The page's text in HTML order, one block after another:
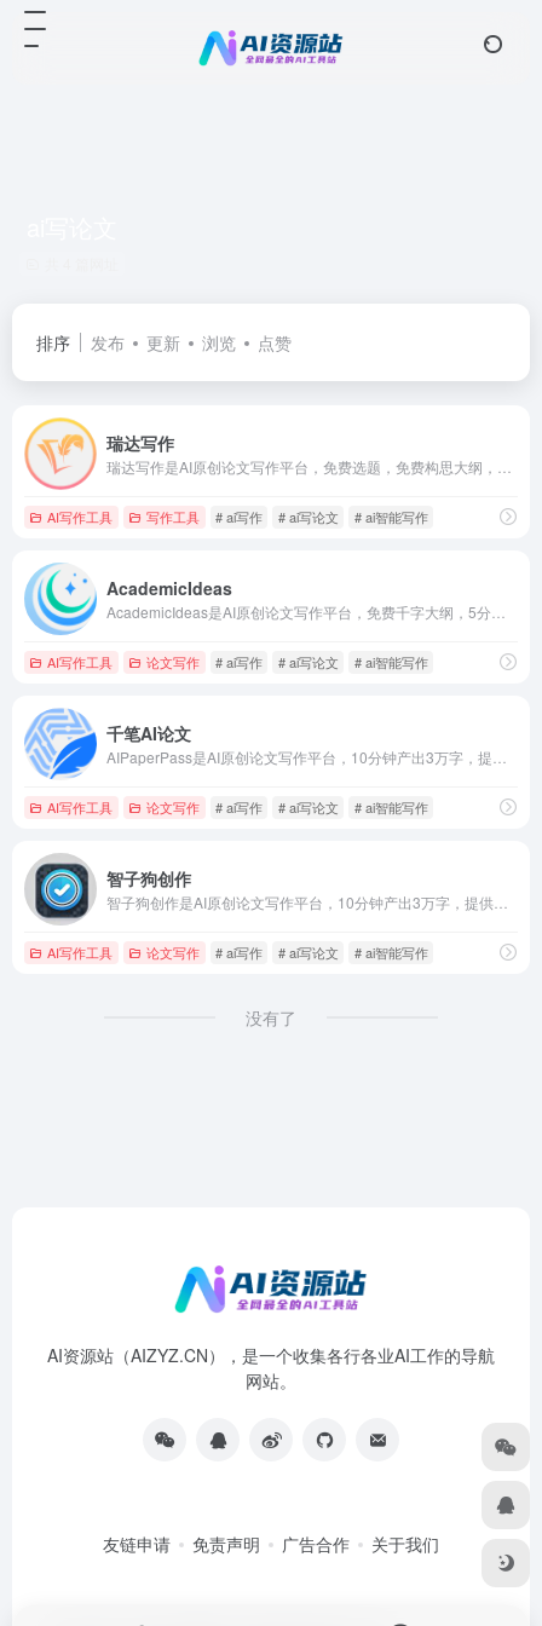
排序 发布 更新 浏览 点赞
瑞达写作
AI写作工具 写作工具 # ai写作 # ai写论文 # ai智能写作
AcademicIdeas
AI写作工具 论文写作 # ai写作 # ai写论文 # ai智能写作
千笔AI论文
AI写作工具 论文写作 # ai写作 # ai写论文 # ai智能写作
智子狗创作
AI写作工具 论文写作 # ai写作 # ai写论文 # ai智能写作
没有了
AI资源站（AIZYZ.CN），是一个收集各行各业AI工作的导航
网站。
友链申请 免责声明 广告合作 关于我们